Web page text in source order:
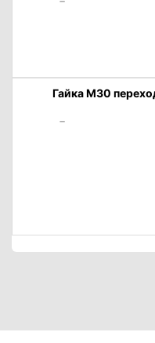
Гайка М30
-